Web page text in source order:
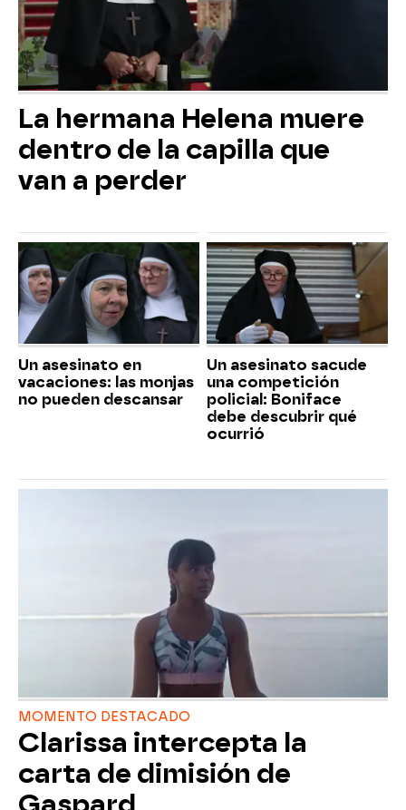
La hermana Helena muere
dentro de la capilla que
van a perder
Un asesinato en
vacaciones: las monjas
no pueden descansar
Un asesinato sacude
una competición
policial: Boniface
debe descubrir qué
ocurrió
MOMENTO DESTACADO
Clarissa intercepta la
carta de dimisión de